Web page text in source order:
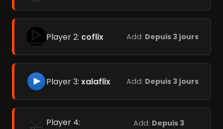
Player 2: coflix Add: Depuis 3 jours
Player 3: xalaflix Add: Depuis 3 jours
Player 4:
Add: Depuis 3